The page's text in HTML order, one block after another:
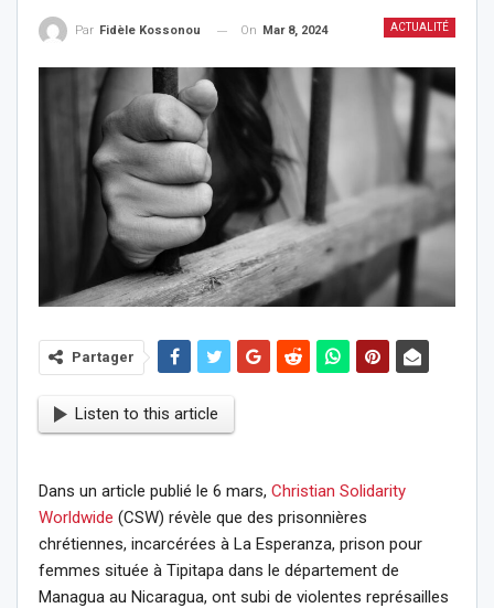
ACTUALITÉ
Par Fidèle Kossonou On Mar 8, 2024
Partager
Listen to this article
Dans un article publié le 6 mars, Christian Solidarity
Worldwide (CSW) révèle que des prisonnières
chrétiennes, incarcérées à La Esperanza, prison pour
femmes située à Tipitapa dans le département de
Managua au Nicaragua, ont subi de violentes représailles